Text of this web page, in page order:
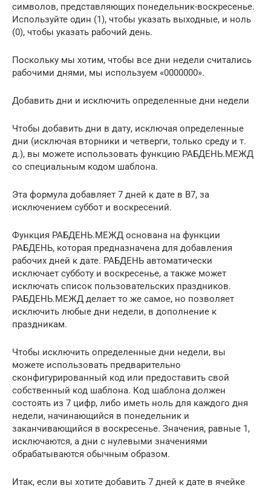
символов, представляющих понедельник-воскресенье.
Используйте один (1), чтобы указать выходные, и ноль
(0), чтобы указать рабочий день.
Поскольку мы хотим, чтобы все дни недели считались
рабочими днями, мы используем «0000000».
Добавить дни и исключить определенные дни недели
Чтобы добавить дни в дату, исключая определенные
дни (исключая вторники и четверги, только среду и т.
д.), вы можете использовать функцию РАБДЕНЬ.МЕЖД
со специальным кодом шаблона.
Эта формула добавляет 7 дней к дате в B7, за
исключением суббот и воскресений.
Функция РАБДЕНЬ.МЕЖД основана на функции
РАБДЕНЬ, которая предназначена для добавления
рабочих дней к дате. РАБДЕНЬ автоматически
исключает субботу и воскресенье, а также может
исключать список пользовательских праздников.
РАБДЕНЬ.МЕЖД делает то же самое, но позволяет
исключить любые дни недели, в дополнение к
праздникам.
Чтобы исключить определенные дни недели, вы
можете использовать предварительно
сконфигурированный код или предоставить свой
собственный код шаблона. Код шаблона должен
состоять из 7 цифр, либо иметь ноль для каждого дня
недели, начинающийся в понедельник и
заканчивающийся в воскресенье. Значения, равные 1,
исключаются, а дни с нулевыми значениями
обрабатываются обычным образом.
Итак, если вы хотите добавить 7 дней к дате в ячейке